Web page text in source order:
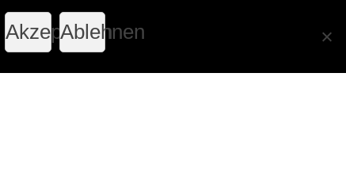
Akzeptieren
Ablehnen